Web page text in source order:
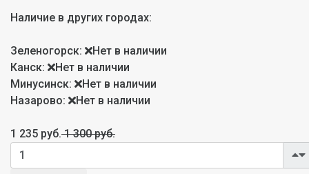
Наличие в других городах:
Зеленогорск:
Нет в наличии
Канск:
Нет в наличии
Минусинск:
Нет в наличии
Назарово:
Нет в наличии
1 235 руб.1 300 руб.